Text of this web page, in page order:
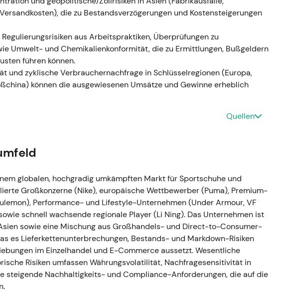
— CEO-Nachfolge: Bjørn Gulden als Nachfolger bestätigt (ab 1.
seinen Abgang für 2023 an; Puma-CEO Bjørn Gulden wird als
am 8. November 2022 bestätigt, Amtsantritt 1. Januar 2023)
der Investoren war gemischt – Erleichterung und Optimismus, dass
dem Puma-Turnaround übertragbar sein könnte, gepaart mit Skepsis,
operative Korrekturen in dieser Größenordnung wirken würden. -
inmitten eines übergeordneten Abwärtstrends; das
Yeezy-Partnerschaft zunächst überprüft, dann beendet
Partnerschaft nach öffentlichen Kontroversen zunächst auf den
am 25. Oktober 2022; Produktion, Verkauf und Zahlungen werden
Ergebnistreffer von rund 200–300 Mio. Euro wird erwartet – mit
bis in das Jahr 2023[4],[1],[2]. - Eine entschlossene Entscheidung aus
enormen kommerziellen Kosten – die Wahrnehmung des Marktes
Wachstumsgeschichte auf Krisenmanagement und
fürchteten erhebliche Lagerbestandsabschreibungen und
Kursrückgang mit panikartigen Zügen, da die Aktie den plötzlichen
und nachgefragten Produktlinie einpreiste.
die zu Bestandsverzögerungen und Kostensteigerungen
aus Arbeitspraktiken, Überprüfungen zu
Umwelt- und Chemikalienkonformität, die zu Ermittlungen, Bußgeldern
führen können.
und zyklische Verbrauchernachfrage in Schlüsselregionen (Europa,
können die ausgewiesenen Umsätze und Gewinne erheblich
Quellen
globalen, hochgradig umkämpften Markt für Sportschuhe und
Großkonzerne (Nike), europäische Wettbewerber (Puma), Premium-
Performance- und Lifestyle-Unternehmen (Under Armour, VF
schnell wachsende regionale Player (Li Ning). Das Unternehmen ist
sowie eine Mischung aus Großhandels- und Direct-to-Consumer-
es Lieferkettenunterbrechungen, Bestands- und Markdown-Risiken
im Einzelhandel und E-Commerce aussetzt. Wesentliche
Risiken umfassen Währungsvolatilität, Nachfragesensitivität in
steigende Nachhaltigkeits- und Compliance-Anforderungen, die auf die